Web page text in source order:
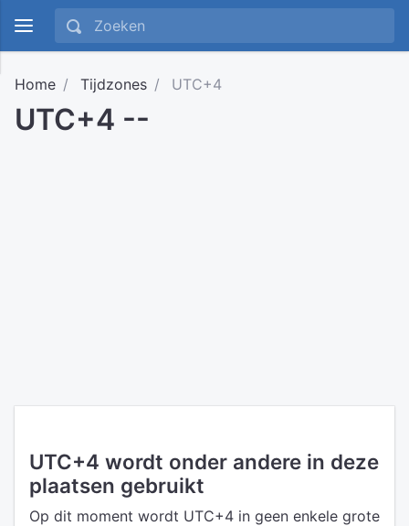
Home Tijdzones UTC+4
UTC+4 --
UTC+4 wordt onder andere in deze
plaatsen gebruikt
Op dit moment wordt UTC+4 in geen enkele grote